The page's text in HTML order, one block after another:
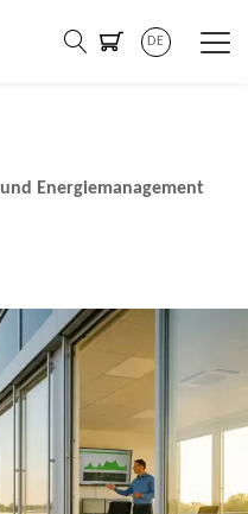
DE
Energiemanagement